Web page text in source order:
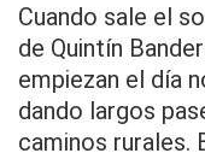
Cuando sale el
de Quintín
empiezan el día
dando largos
caminos rurales.